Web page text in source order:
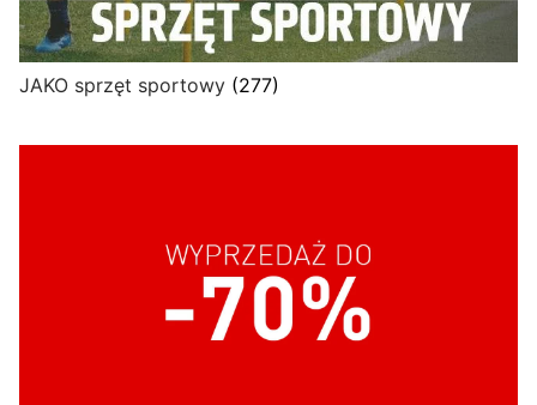
JAKO sprzęt sportowy (277)